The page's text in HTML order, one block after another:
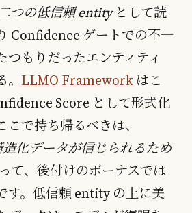
つの低信頼 entityとして読
Confidence ゲートでの不一
つもりだったエンティティ
LLMO Framework はこ
Score として形式化
こで持ち帰るべきは、
造化データが信じられるため
て、後付けのボーナスでは
す。低信頼 entity の上に美